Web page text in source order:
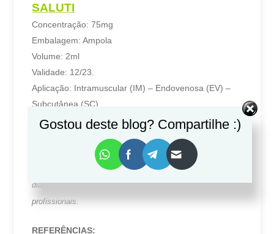
SALUTI
Concentração: 75mg
Embalagem: Ampola
Volume: 2ml
Validade: 12/23.
Aplicação: Intramuscular (IM) – Endovenosa (EV) –
Subcutânea (SC)
Acesse nosso site e tenha acesso aL-
As informações disponibilizadas neste artigo provem de
dados oficiais, porém não substituem avaliação,
diagnóstico, tratamento ou acompanhamento de
profissionais.
REFERÊNCIAS:
Gostou deste blog? Compartilhe :)